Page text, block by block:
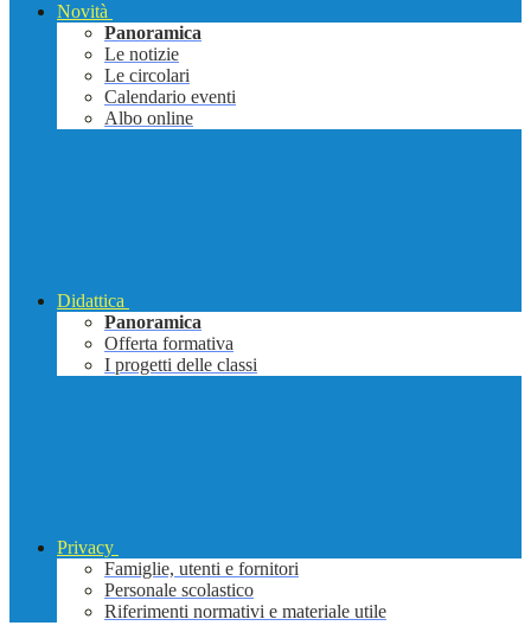
Novità
Panoramica
Le notizie
Le circolari
Calendario eventi
Albo online
Didattica
Panoramica
Offerta formativa
I progetti delle classi
Privacy
Famiglie, utenti e fornitori
Personale scolastico
Riferimenti normativi e materiale utile